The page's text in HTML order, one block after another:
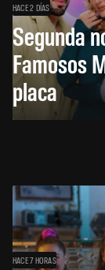
HACE 2 DÍAS
Segunda
Famosos
placa
HACE 7 HORAS